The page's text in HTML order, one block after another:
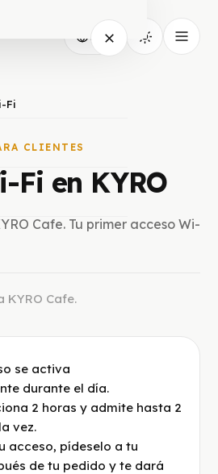
ES
Fi
CLIENTES
Fi en KYRO
Cafe. Tu primer acceso Wi-
Cafe.
se activa
durante el día.
2 horas y admite hasta 2
vez.
acceso, pídeselo a tu
de tu pedido y te dará